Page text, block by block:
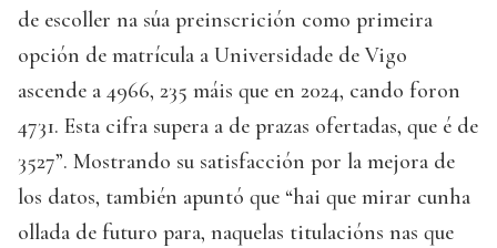
de escoller na súa preinscrición como primeira
opción de matrícula a Universidade de Vigo
ascende a 4966, 235 máis que en 2024, cando foron
4731. Esta cifra supera a de prazas ofertadas, que é de
3527”. Mostrando su satisfacción por la mejora de
los datos, también apuntó que “hai que mirar cunha
ollada de futuro para, naquelas titulacións nas que